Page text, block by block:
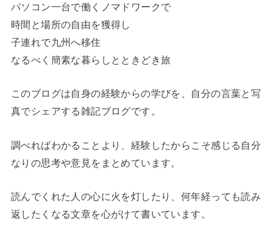
パソコン一台で働くノマドワークで
時間と場所の自由を獲得し
子連れで九州へ移住
なるべく簡素な暮らしとときどき旅
このブログは自身の経験からの学びを、自分の言葉と写
真でシェアする雑記ブログです。
調べればわかることより、経験したからこそ感じる自分
なりの思考や意見をまとめています。
読んでくれた人の心に火を灯したり、何年経っても読み
返したくなる文章を心がけて書いています。